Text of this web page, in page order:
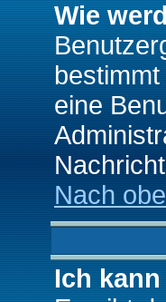
Wie
eine
Nach
Ich